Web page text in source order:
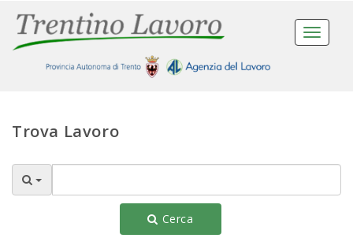
Toggle
Trova Lavoro
Cerca